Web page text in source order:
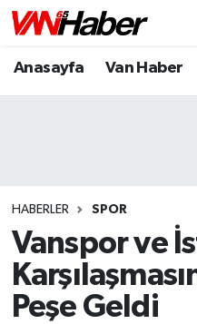
Anasayfa Van Haber
HABERLER SPOR
Vanspor ve
Peşe Geldi
Nöbetçi Eczaneler
Puan Durumu ve
Tüm Manşetler
Son Dakika Haberleri